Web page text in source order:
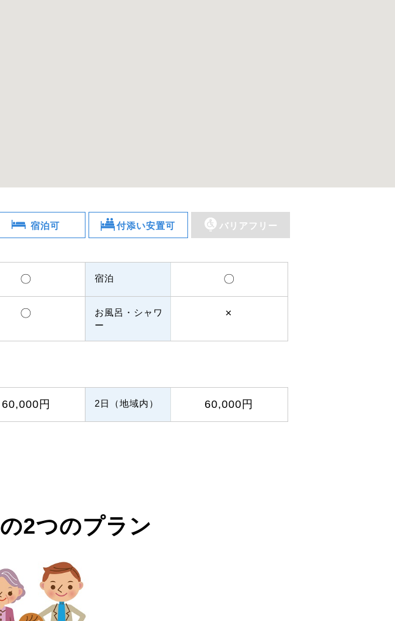
宿泊可 付添い安置可 バリアフリー
〇 宿泊 〇
〇
お風呂・シャワ
ー
×
60,000円 2日（地域内） 60,000円
2つのプラン